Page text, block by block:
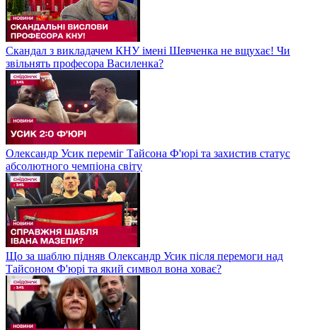
Скандал з викладачем КНУ імені Шевченка не вщухає! Чи
звільнять професора Василенка?
Олександр Усик переміг Тайсона Ф'юрі та захистив статус
абсолютного чемпіона світу
Що за шаблю підняв Олександр Усик після перемоги над
Тайсоном Ф'юрі та який символ вона ховає?